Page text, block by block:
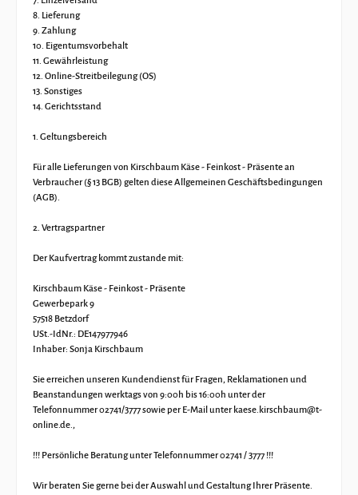
8. Lieferung
9. Zahlung
10. Eigentumsvorbehalt
11. Gewährleistung
12. Online-Streitbeilegung (OS)
13. Sonstiges
14. Gerichtsstand
1. Geltungsbereich
Für alle Lieferungen von Kirschbaum Käse - Feinkost - Präsente an
Verbraucher (§ 13 BGB) gelten diese Allgemeinen Geschäftsbedingungen
(AGB).
2. Vertragspartner
Der Kaufvertrag kommt zustande mit:
Kirschbaum Käse - Feinkost - Präsente
Gewerbepark 9
57518 Betzdorf
USt.-IdNr.: DE147977946
Inhaber: Sonja Kirschbaum
Sie erreichen unseren Kundendienst für Fragen, Reklamationen und
Beanstandungen werktags von 9:00h bis 16:00h unter der
Telefonnummer 02741/3777 sowie per E-Mail unter kaese.kirschbaum@t-
online.de.,
!!! Persönliche Beratung unter Telefonnummer 02741 / 3777 !!!
Wir beraten Sie gerne bei der Auswahl und Gestaltung Ihrer Präsente.